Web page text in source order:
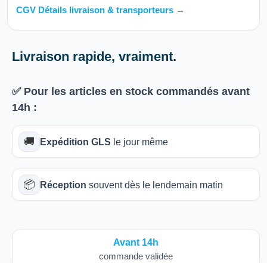
CGV Détails livraison & transporteurs →
Livraison rapide, vraiment.
✅ Pour les articles en stock commandés avant
14h :
🚚 Expédition GLS le jour même
📦 Réception souvent dès le lendemain matin
Avant 14h
commande validée